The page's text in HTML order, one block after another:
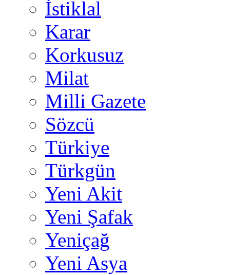
İstiklal
Karar
Korkusuz
Milat
Milli Gazete
Sözcü
Türkiye
Türkgün
Yeni Akit
Yeni Şafak
Yeniçağ
Yeni Asya